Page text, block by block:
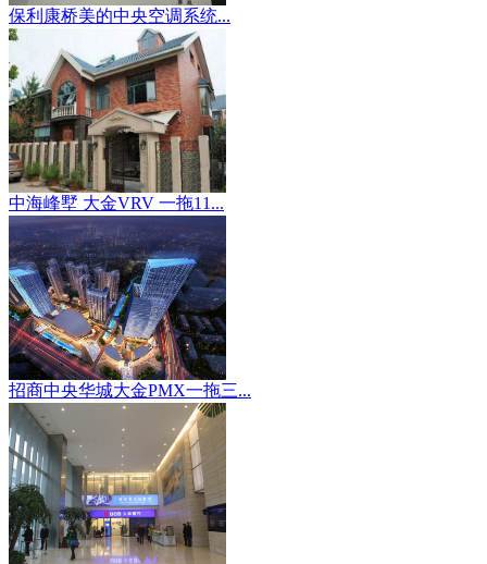
保利康桥美的中央空调系统...
中海峰墅 大金VRV 一拖11...
招商中央华城大金PMX一拖三...